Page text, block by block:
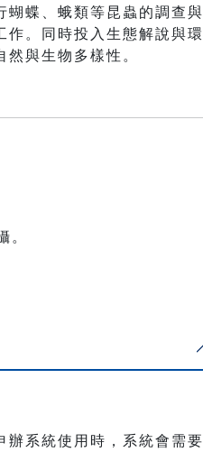
蝴蝶、蛾類等昆蟲的調查與
。同時投入生態解說與環
與生物多樣性。
。
辦系統使用時，系統會需要